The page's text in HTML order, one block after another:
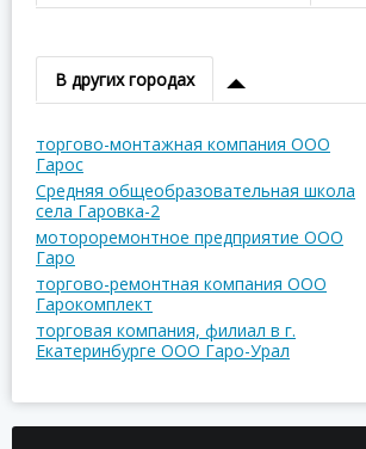
В других городах
торгово-монтажная компания ООО
Гарос
Средняя общеобразовательная школа
села Гаровка-2
мотороремонтное предприятие ООО
Гаро
торгово-ремонтная компания ООО
Гарокомплект
торговая компания, филиал в г.
Екатеринбурге ООО Гаро-Урал